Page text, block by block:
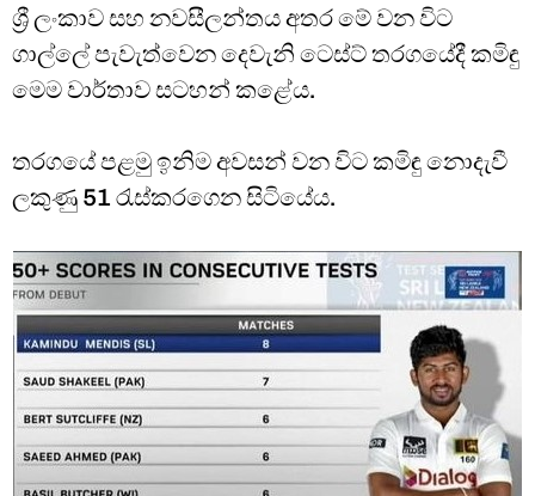
ශ්‍රී ලංකාව සහ නවසීලන්තය අතර මේ වන විට
ගාල්ලේ පැවැත්වෙන දෙවැනි ටෙස්ට් තරගයේදී කමිඳු
මෙම වාර්තාව සටහන් කළේය.
තරගයේ පළමු ඉනිම අවසන් වන විට කමිඳු නොදැවී
ලකුණු 51 රැස්කරගෙන සිටියේය.